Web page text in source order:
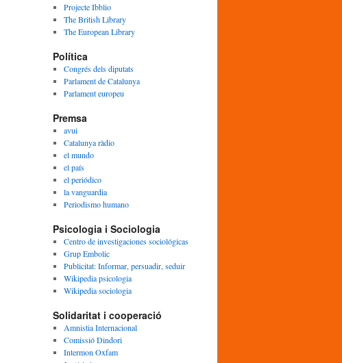
Projecte Ibblio
The British Library
The European Library
Política
Congrés dels diputats
Parlament de Catalunya
Parlament europeu
Premsa
avui
Catalunya ràdio
el mundo
el país
el periódico
la vanguardia
Periodismo humano
Psicologia i Sociologia
Centro de investigaciones sociológicas
Grup Embolic
Publicitat: Informar, persuadir, seduir
Wikipedia psicologia
Wikipedia sociologia
Solidaritat i cooperació
Amnistia Internacional
Comissió Dindori
Intermon Oxfam